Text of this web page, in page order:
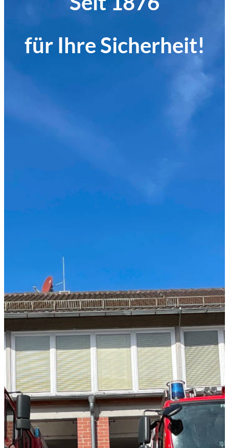
für Ihre Sicherheit!